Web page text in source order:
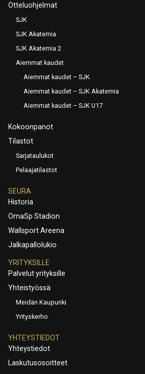
Otteluohjelmat
SJK
SJK Akatemia
SJK Akatemia 2
Aiemmat kaudet
Aiemmat kaudet – SJK
Aiemmat kaudet – SJK Akatemia
Aiemmat kaudet – SJK U17
Kokoonpanot
Tilastot
Sarjataulukot
Pelaajatilastot
SEURA
Historia
OmaSp Stadion
Wallsport Areena
Jalkapallolukio
YRITYKSILLE
Palvelut yrityksille
Yhteistyössä
Meidän Kaupunki
Yrityskerho
YHTEYSTIEDOT
Yhteystiedot
Laskutusosoitteet